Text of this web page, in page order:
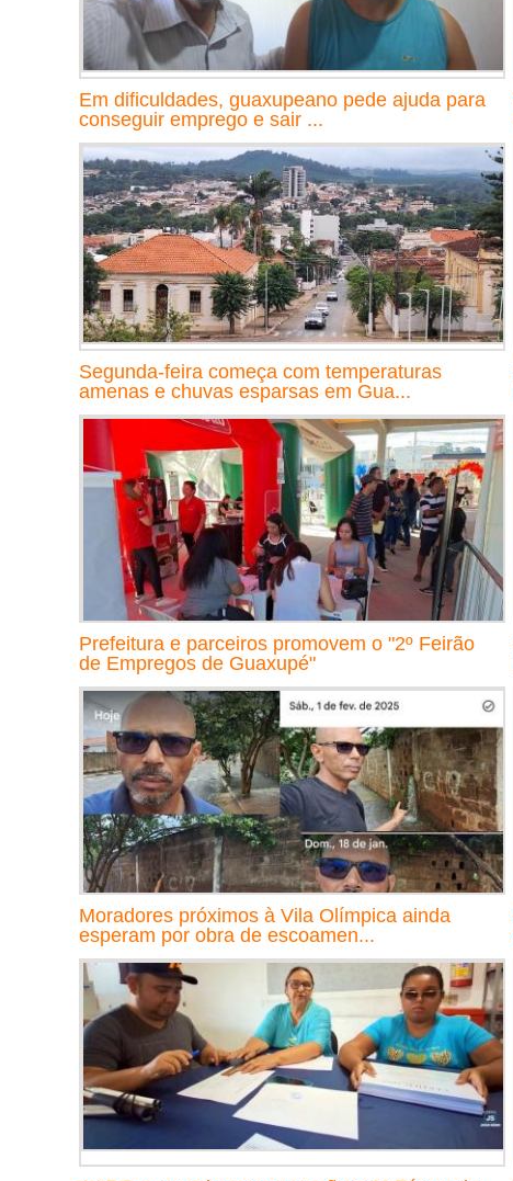
Em dificuldades, guaxupeano pede ajuda para
conseguir emprego e sair ...
Segunda-feira começa com temperaturas
amenas e chuvas esparsas em Gua...
Prefeitura e parceiros promovem o "2º Feirão
de Empregos de Guaxupé"
Moradores próximos à Vila Olímpica ainda
esperam por obra de escoamen...